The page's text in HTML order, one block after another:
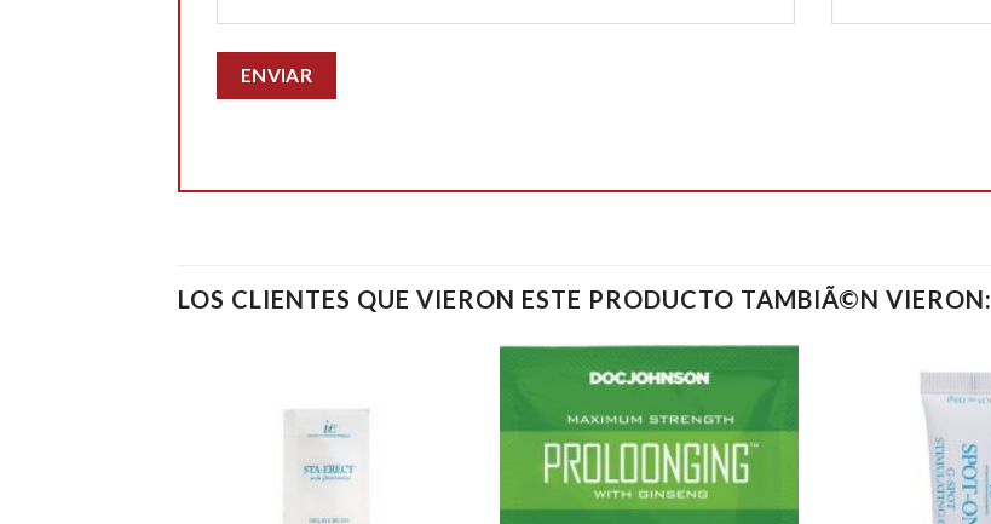
LOS CLIENTES QUE VIERON ESTE PRODUCTO TAMBIÃ©N VIERON: